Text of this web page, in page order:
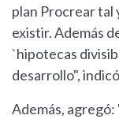
plan Procrear tal
existir. Además
`hipotecas
desarrollo",
Además,